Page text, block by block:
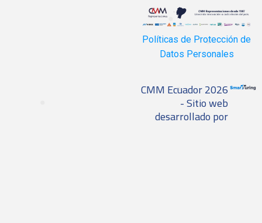
Políticas de Protección de
Datos Personales
CMM Ecuador 2026
- Sitio web
desarrollado por